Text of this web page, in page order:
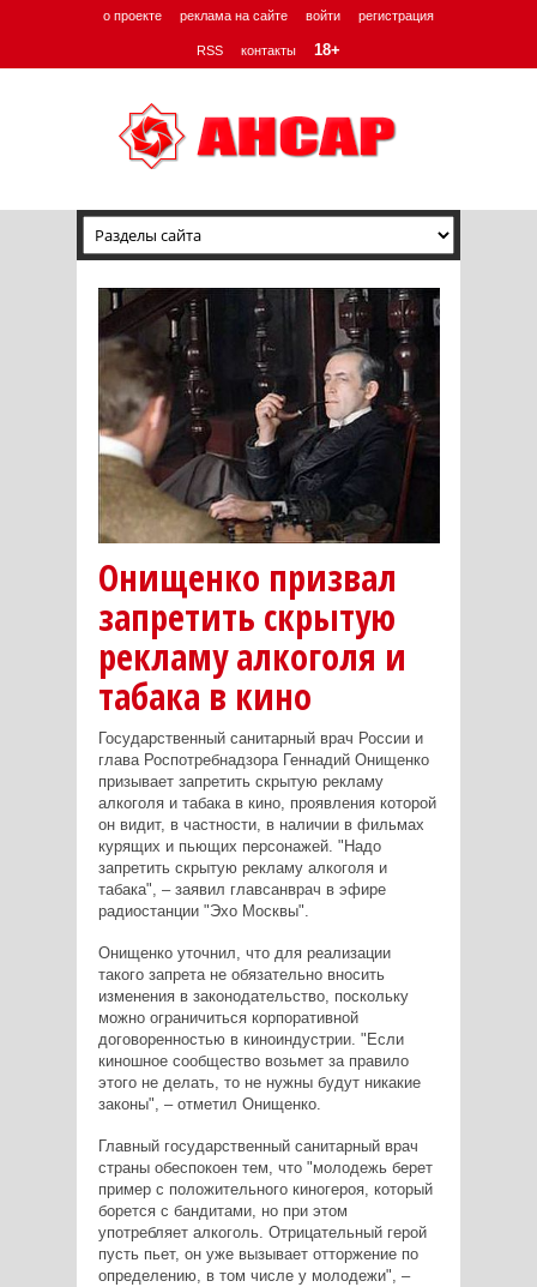
о проекте реклама на сайте войти регистрация
RSS контакты 18+
Онищенко призвал
запретить скрытую
рекламу алкоголя и
табака в кино
Государственный санитарный врач России и
глава Роспотребнадзора Геннадий Онищенко
призывает запретить скрытую рекламу
алкоголя и табака в кино, проявления которой
он видит, в частности, в наличии в фильмах
курящих и пьющих персонажей. "Надо
запретить скрытую рекламу алкоголя и
табака", – заявил главсанврач в эфире
радиостанции "Эхо Москвы".
Онищенко уточнил, что для реализации
такого запрета не обязательно вносить
изменения в законодательство, поскольку
можно ограничиться корпоративной
договоренностью в киноиндустрии. "Если
киношное сообщество возьмет за правило
этого не делать, то не нужны будут никакие
законы", – отметил Онищенко.
Главный государственный санитарный врач
страны обеспокоен тем, что "молодежь берет
пример с положительного киногероя, который
борется с бандитами, но при этом
употребляет алкоголь. Отрицательный герой
пусть пьет, он уже вызывает отторжение по
определению, в том числе у молодежи", –